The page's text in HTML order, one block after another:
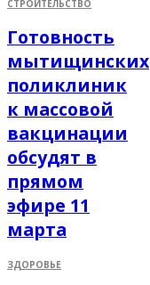
СТРОИТЕЛЬСТВО
Готовность
мытищинских
поликлиник
к массовой
вакцинации
обсудят в
прямом
эфире 11
марта
ЗДОРОВЬЕ